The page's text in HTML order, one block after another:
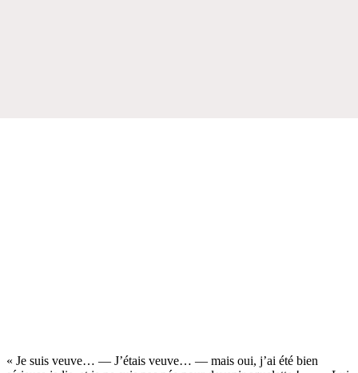
« Je suis veuve… — J’étais veuve… — mais oui, j’ai été bien